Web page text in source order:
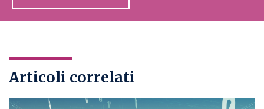
Articoli correlati